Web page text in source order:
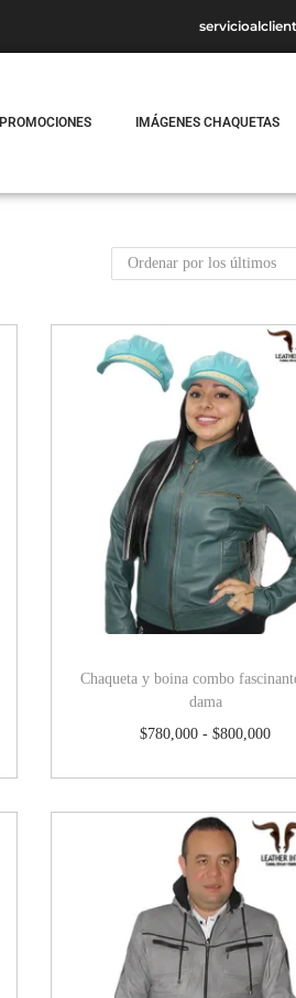
PROMOCIONES IMÁGENES CHAQUETAS
Chaqueta y boina combo
dama
$780,000 - $800,000